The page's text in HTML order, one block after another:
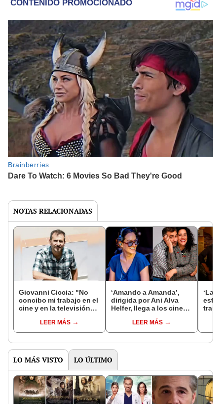
NOTAS RELACIONADAS
Giovanni Ciccia: "No
concibo mi trabajo en el
cine y en la televisión
LEER MÁS
‘Amando a Amanda’,
dirigida por Ani Alva
Helfer, llega a los cines:
todo sobre el estreno de
la comedia peruana
LEER MÁS
‘La
este
LO MÁS VISTO LO ÚLTIMO